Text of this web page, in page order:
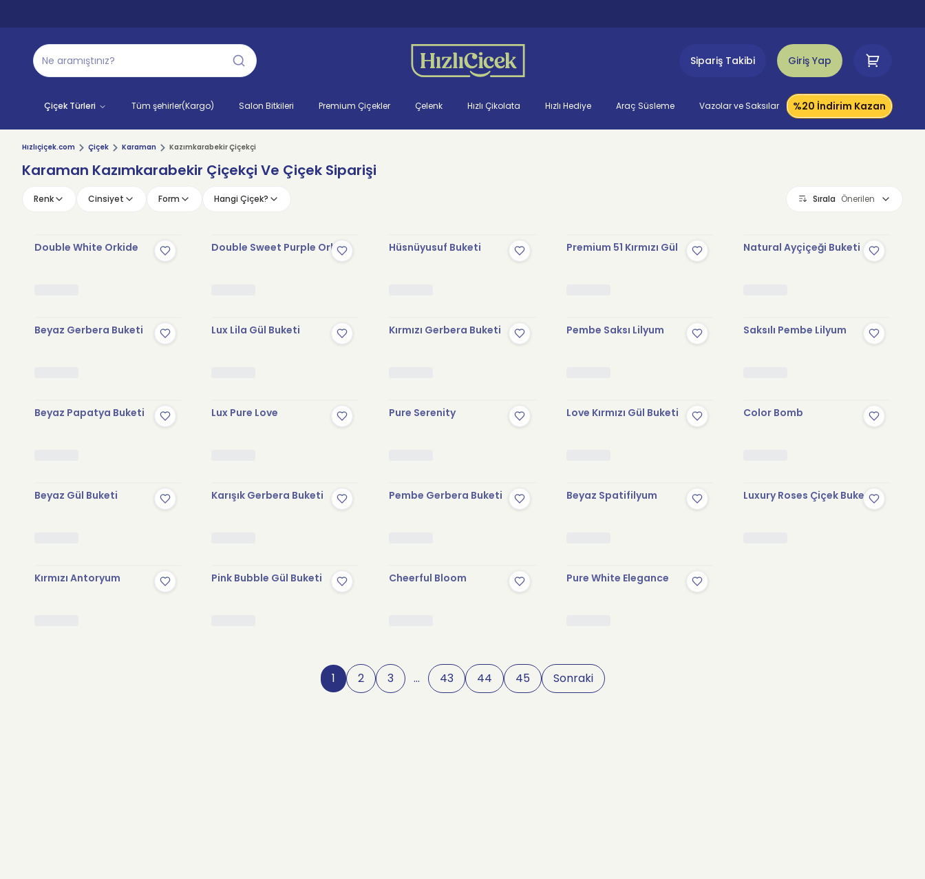
Sipariş Takibi Giriş Yap
Çiçek Türleri Tüm şehirler(Kargo) Salon Bitkileri Premium Çiçekler Çelenk Hızlı Çikolata Hızlı Hediye Araç Süsleme Vazolar ve Saksılar %20 İndirim Kazan
Hızlıçiçek.com Çiçek Karaman Kazımkarabekir Çiçekçi
Karaman Kazımkarabekir Çiçekçi Ve Çiçek Siparişi
Renk Cinsiyet Form Hangi Çiçek? Sırala Önerilen
Double White Orkide Double Sweet Purple Orkide Hüsnüyusuf Buketi Premium 51 Kırmızı Gül Natural Ayçiçeği Buketi
Beyaz Gerbera Buketi Lux Lila Gül Buketi Kırmızı Gerbera Buketi Pembe Saksı Lilyum Saksılı Pembe Lilyum
Beyaz Papatya Buketi Lux Pure Love Pure Serenity Love Kırmızı Gül Buketi Color Bomb
Beyaz Gül Buketi Karışık Gerbera Buketi Pembe Gerbera Buketi Beyaz Spatifilyum Luxury Roses Çiçek Buketi
Kırmızı Antoryum Pink Bubble Gül Buketi Cheerful Bloom Pure White Elegance
1 2 3 … 43 44 45 Sonraki